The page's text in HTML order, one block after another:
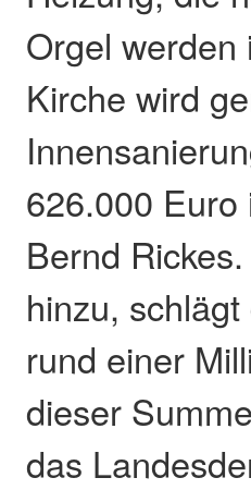
Orgel
Kirche wird
626.000
Bernd
hinzu,
rund einer
dieser
das